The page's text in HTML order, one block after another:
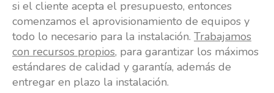
si el cliente acepta el presupuesto, entonces
comenzamos el aprovisionamiento de equipos y
todo lo necesario para la instalación. Trabajamos
con recursos propios, para garantizar los máximos
estándares de calidad y garantía, además de
entregar en plazo la instalación.